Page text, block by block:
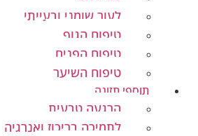
לעור שומני ובעייתי
טיפוח הגוף
טיפוח הפנים
טיפוח השיער
תוספי תזונה
הרגעה טבעית
לתמיכה בריכוז ואנרגיה